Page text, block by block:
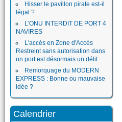
Hisser le pavillon pirate est-il
légal ?
L'ONU INTERDIT DE PORT 4
NAVIRES
L'accès en Zone d'Accès
Restreint sans autorisation dans
un port est désormais un délit
Remorquage du MODERN
EXPRESS : Bonne ou mauvaise
idée ?
Calendrier